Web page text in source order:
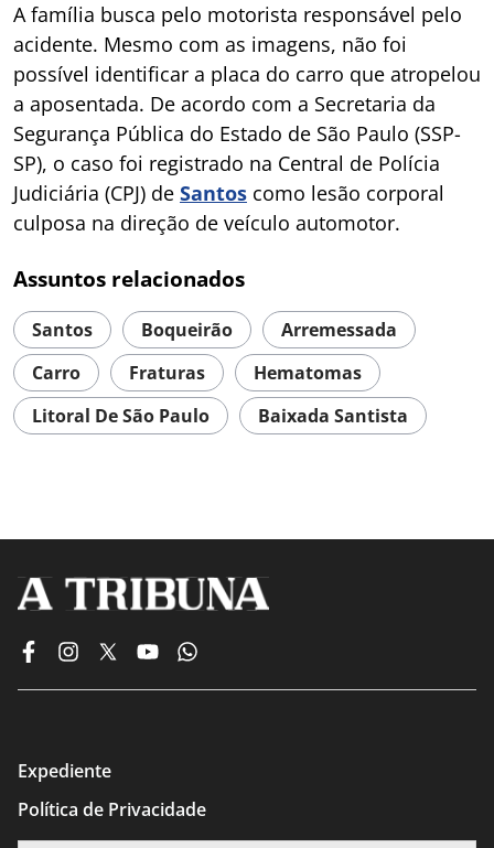
A família busca pelo motorista responsável pelo
acidente. Mesmo com as imagens, não foi
possível identificar a placa do carro que atropelou
a aposentada. De acordo com a Secretaria da
Segurança Pública do Estado de São Paulo (SSP-
SP), o caso foi registrado na Central de Polícia
Judiciária (CPJ) de Santos como lesão corporal
culposa na direção de veículo automotor.
Assuntos relacionados
Santos Boqueirão
Arremessada
Carro
Fraturas
Hematomas
Litoral De São Paulo
Baixada Santista
Expediente
Política de Privacidade